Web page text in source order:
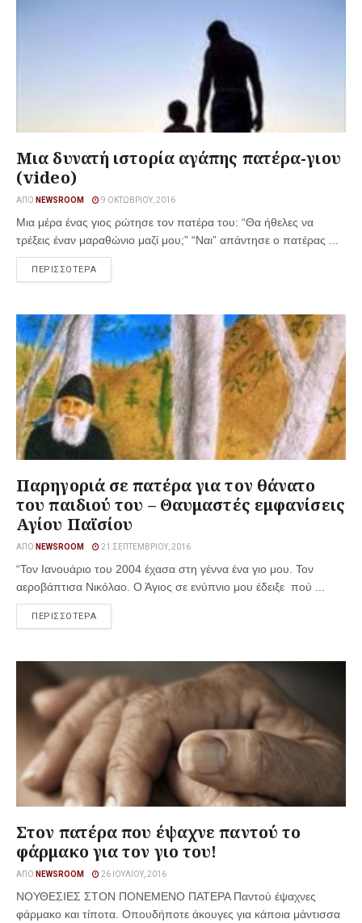
Μια δυνατή ιστορία αγάπης πατέρα-γιου
(video)
ΑΠΌ NEWSROOM 9 ΟΚΤΩΒΡΊΟΥ, 2016
Mια μέρα ένας γιος ρώτησε τον πατέρα του: “Θα ήθελες να
τρέξεις έναν μαραθώνιο μαζί μου;” “Ναι” απάντησε ο πατέρας ...
ΠΕΡΙΣΣΟΤΕΡΑ
Παρηγοριά σε πατέρα για τον θάνατο
του παιδιού του – Θαυμαστές εμφανίσεις
Αγίου Παϊσίου
ΑΠΌ NEWSROOM 21 ΣΕΠΤΕΜΒΡΊΟΥ, 2016
“Τον Ιανουάριο του 2004 έχασα στη γέννα ένα γιο μου. Τον
αεροβάπτισα Νικόλαο. Ο Άγιος σε ενύπνιο μου έδειξε πού ...
ΠΕΡΙΣΣΟΤΕΡΑ
Στον πατέρα που έψαχνε παντού το
φάρμακο για τον γιο του!
ΑΠΌ NEWSROOM 26 ΙΟΥΛΊΟΥ, 2016
ΝΟΥΘΕΣΙΕΣ ΣΤΟΝ ΠΟΝΕΜΕΝΟ ΠΑΤΕΡΑ Παντού έψαχνες
φάρμακο και τίποτα. Οπουδήποτε άκουγες για κάποια μάντισσα